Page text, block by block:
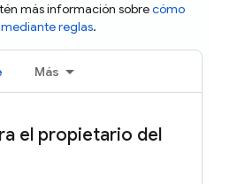
más información sobrecómo
reglas.
Más
el propietario del